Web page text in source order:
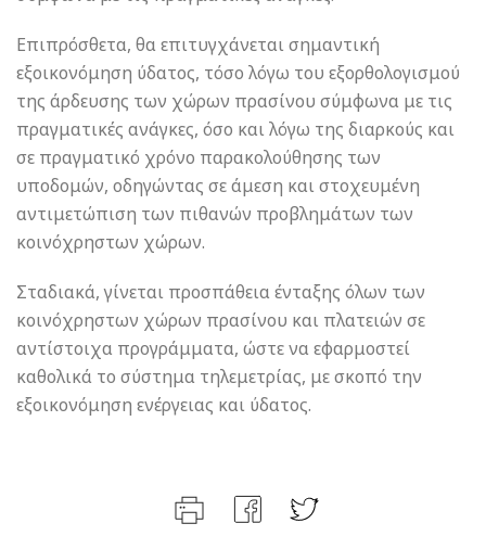
Επιπρόσθετα, θα επιτυγχάνεται σημαντική
εξοικονόμηση ύδατος, τόσο λόγω του εξορθολογισμού
της άρδευσης των χώρων πρασίνου σύμφωνα με τις
πραγματικές ανάγκες, όσο και λόγω της διαρκούς και
σε πραγματικό χρόνο παρακολούθησης των
υποδομών, οδηγώντας σε άμεση και στοχευμένη
αντιμετώπιση των πιθανών προβλημάτων των
κοινόχρηστων χώρων.
Σταδιακά, γίνεται προσπάθεια ένταξης όλων των
κοινόχρηστων χώρων πρασίνου και πλατειών σε
αντίστοιχα προγράμματα, ώστε να εφαρμοστεί
καθολικά το σύστημα τηλεμετρίας, με σκοπό την
εξοικονόμηση ενέργειας και ύδατος.